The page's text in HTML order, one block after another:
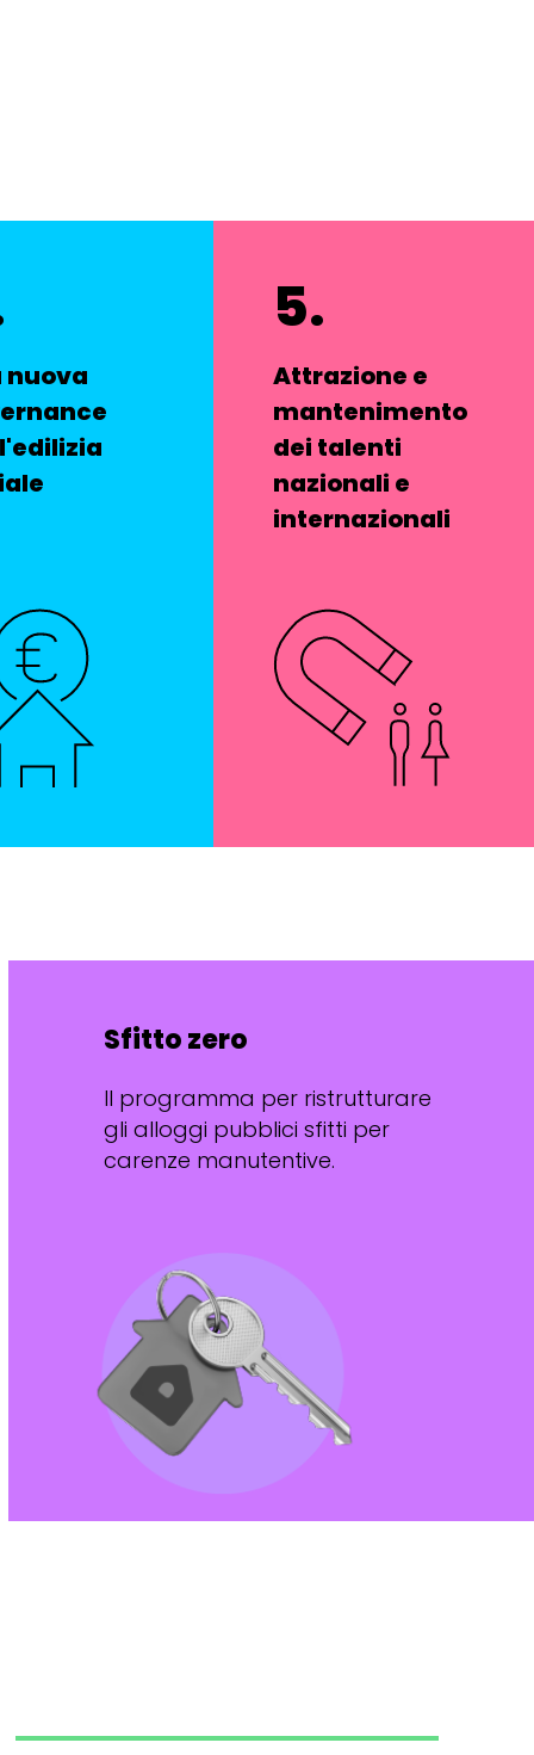
nuova
5.
Attrazione e
mantenimento
dei talenti
nazionali e
internazionali
Sfitto zero
Il programma per ristrutturare
gli alloggi pubblici sfitti per
carenze manutentive.